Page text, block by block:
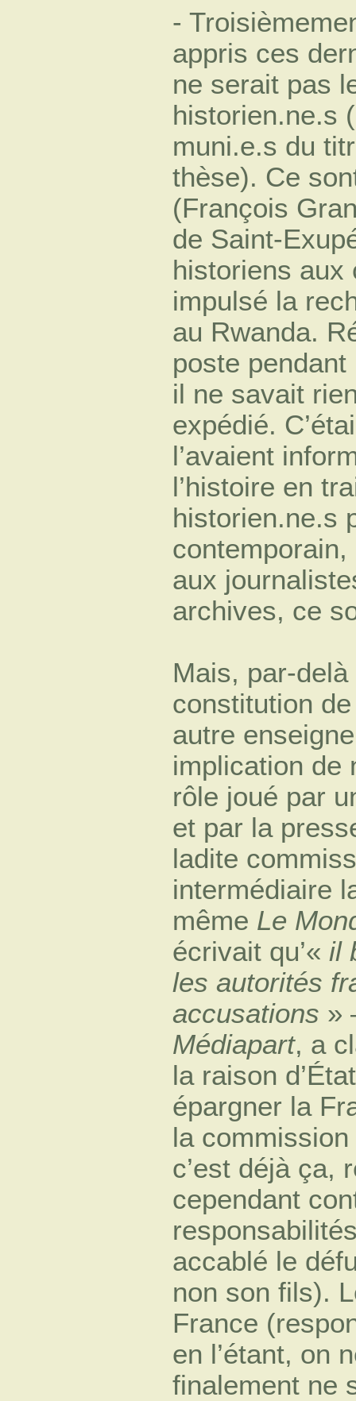
-
appris ces
ne serait pas
historien.ne.s
muni.e.s du
thèse). Ce
(François
de Saint-
historiens aux
impulsé la
au Rwanda.
poste
il ne savait
expédié.
l’avaient
l’histoire en
historien.ne.s
aux
archives, ce
Mais, par-
constitution
autre
implication de
rôle joué par
et par la
ladite
intermédiaire
même Le
écrivait qu’« il
les autorités
accusations »
Médiapart, a
la raison
épargner la
la
c’est déjà ça,
cependant
accablé le
non son fils).
France
en l’étant, on
finalement ne